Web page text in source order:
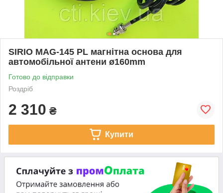
SIRIO MAG-145 PL магнітна основа для
автомобільної антени ø160mm
Готово до відправки
Роздріб
2 310 ₴
Купити